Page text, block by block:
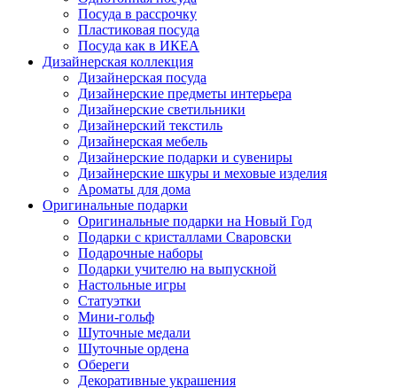
Посуда в рассрочку
Пластиковая посуда
Посуда как в ИКЕА
Дизайнерская коллекция
Дизайнерская посуда
Дизайнерские предметы интерьера
Дизайнерские светильники
Дизайнерский текстиль
Дизайнерская мебель
Дизайнерские подарки и сувениры
Дизайнерские шкуры и меховые изделия
Ароматы для дома
Оригинальные подарки
Оригинальные подарки на Новый Год
Подарки с кристаллами Сваровски
Подарочные наборы
Подарки учителю на выпускной
Настольные игры
Статуэтки
Мини-гольф
Шуточные медали
Шуточные ордена
Обереги
Декоративные украшения